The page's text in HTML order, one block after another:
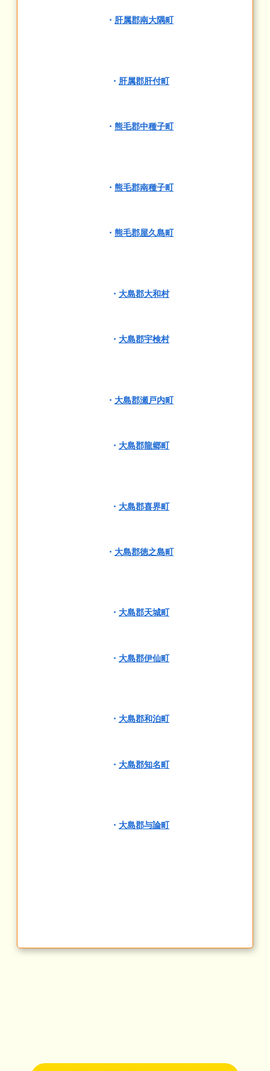
・ 肝属郡南大隅町
・ 肝属郡肝付町
・ 熊毛郡中種子町
・ 熊毛郡南種子町
・ 熊毛郡屋久島町
・ 大島郡大和村
・ 大島郡宇検村
・ 大島郡瀬戸内町
・ 大島郡龍郷町
・ 大島郡喜界町
・ 大島郡徳之島町
・ 大島郡天城町
・ 大島郡伊仙町
・ 大島郡和泊町
・ 大島郡知名町
・ 大島郡与論町